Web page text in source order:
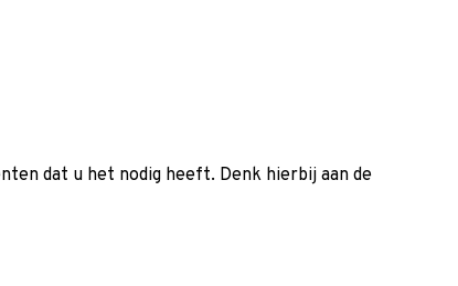
dat u het nodig heeft. Denk hierbij aan de